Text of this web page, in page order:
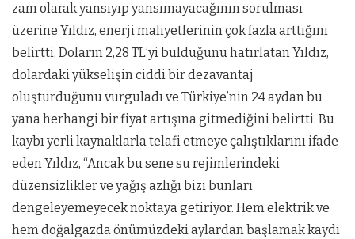
zam olarak yansıyıp yansımayacağının sorulması
üzerine Yıldız, enerji maliyetlerinin çok fazla arttığını
belirtti. Doların 2,28 TL’yi bulduğunu hatırlatan Yıldız,
dolardaki yükselişin ciddi bir dezavantaj
oluşturduğunu vurguladı ve Türkiye’nin 24 aydan bu
yana herhangi bir fiyat artışına gitmediğini belirtti. Bu
kaybı yerli kaynaklarla telafi etmeye çalıştıklarını ifade
eden Yıldız, “Ancak bu sene su rejimlerindeki
düzensizlikler ve yağış azlığı bizi bunları
dengeleyemeyecek noktaya getiriyor. Hem elektrik ve
hem doğalgazda önümüzdeki aylardan başlamak kaydı